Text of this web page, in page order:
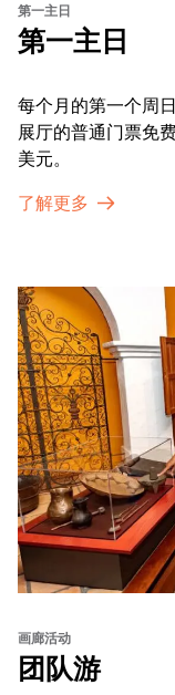
第一主日
第一主日
每个月的第一个周
展厅的普通门票免
美元。
了解更多
画廊活动
团队游